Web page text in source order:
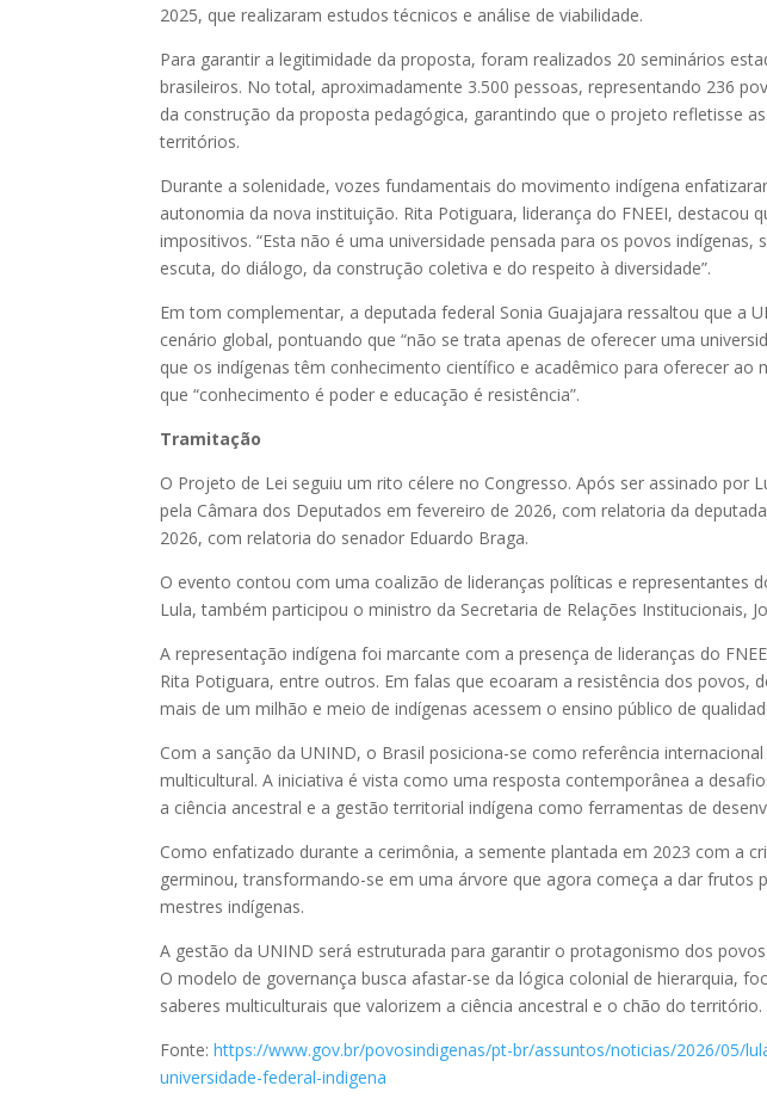
2025, que realizaram estudos técnicos e análise de viabilidade.
Para garantir a legitimidade da proposta, foram realizados 20 seminários
brasileiros. No total, aproximadamente 3.500 pessoas, representando 236
da construção da proposta pedagógica, garantindo que o projeto refletisse
territórios.
Durante a solenidade, vozes fundamentais do movimento indígena
autonomia da nova instituição. Rita Potiguara, liderança do FNEEI, destacou
impositivos. “Esta não é uma universidade pensada para os povos indígenas,
escuta, do diálogo, da construção coletiva e do respeito à diversidade”.
Em tom complementar, a deputada federal Sonia Guajajara ressaltou que a
cenário global, pontuando que “não se trata apenas de oferecer uma
que os indígenas têm conhecimento científico e acadêmico para oferecer ao
que “conhecimento é poder e educação é resistência”.
Tramitação
O Projeto de Lei seguiu um rito célere no Congresso. Após ser assinado por
pela Câmara dos Deputados em fevereiro de 2026, com relatoria da
2026, com relatoria do senador Eduardo Braga.
O evento contou com uma coalizão de lideranças políticas e representantes
Lula, também participou o ministro da Secretaria de Relações Institucionais,
A representação indígena foi marcante com a presença de lideranças do
Rita Potiguara, entre outros. Em falas que ecoaram a resistência dos povos,
mais de um milhão e meio de indígenas acessem o ensino público de
Com a sanção da UNIND, o Brasil posiciona-se como referência
multicultural. A iniciativa é vista como uma resposta contemporânea a
a ciência ancestral e a gestão territorial indígena como ferramentas de
Como enfatizado durante a cerimônia, a semente plantada em 2023 com a
germinou, transformando-se em uma árvore que agora começa a dar frutos
mestres indígenas.
A gestão da UNIND será estruturada para garantir o protagonismo dos
O modelo de governança busca afastar-se da lógica colonial de hierarquia,
saberes multiculturais que valorizem a ciência ancestral e o chão do território.
Fonte:https://www.gov.br/povosindigenas/pt-br/assuntos/noticias/2026/05/
universidade-federal-indigena